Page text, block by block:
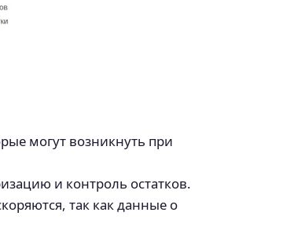
могут возникнуть при
и контроль остатков.
так как данные о